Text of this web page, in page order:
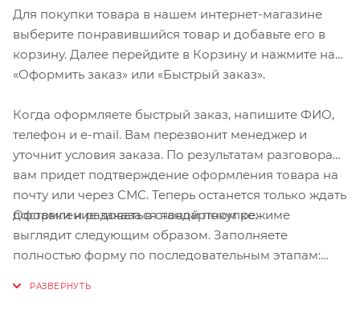
Для покупки товара в нашем интернет-магазине
выберите понравившийся товар и добавьте его в
корзину. Далее перейдите в Корзину и нажмите на
«Оформить заказ» или «Быстрый заказ».
Когда оформляете быстрый заказ, напишите ФИО,
телефон и e-mail. Вам перезвонит менеджер и
уточнит условия заказа. По результатам разговора
вам придет подтверждение оформления товара на
почту или через СМС. Теперь останется только ждать
доставки и радоваться новой покупке.
Оформление заказа в стандартном режиме
выглядит следующим образом. Заполняете
полностью форму по последовательным этапам: